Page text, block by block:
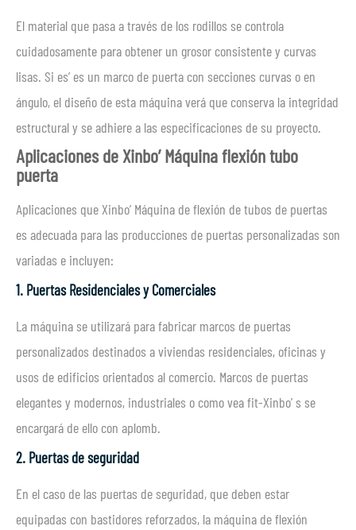
El material que pasa a través de los rodillos se controla
cuidadosamente para obtener un grosor consistente y curvas
lisas. Si es’ es un marco de puerta con secciones curvas o en
ángulo, el diseño de esta máquina verá que conserva la integridad
estructural y se adhiere a las especificaciones de su proyecto.
Aplicaciones de Xinbo’ Máquina flexión tubo
puerta
Aplicaciones que Xinbo’ Máquina de flexión de tubos de puertas
es adecuada para las producciones de puertas personalizadas son
variadas e incluyen:
1. Puertas Residenciales y Comerciales
La máquina se utilizará para fabricar marcos de puertas
personalizados destinados a viviendas residenciales, oficinas y
usos de edificios orientados al comercio. Marcos de puertas
elegantes y modernos, industriales o como vea fit-Xinbo’ s se
encargará de ello con aplomb.
2. Puertas de seguridad
En el caso de las puertas de seguridad, que deben estar
equipadas con bastidores reforzados, la máquina de flexión